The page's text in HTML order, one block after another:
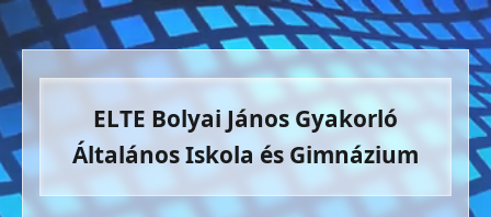
ELTE Bolyai János Gyakorló
Általános Iskola és Gimnázium